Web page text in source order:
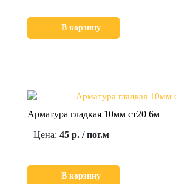
В корзину
Арматура гладкая 10мм ст20 6м
Цена: 45 р. / пог.м
В корзину